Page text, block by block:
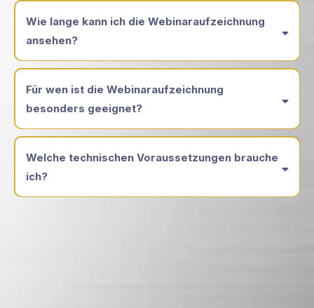
vereinbaren
Wie lange kann ich die Webinaraufzeichnung
ansehen?
Für wen ist die Webinaraufzeichnung
besonders geeignet?
Welche technischen Voraussetzungen brauche
ich?